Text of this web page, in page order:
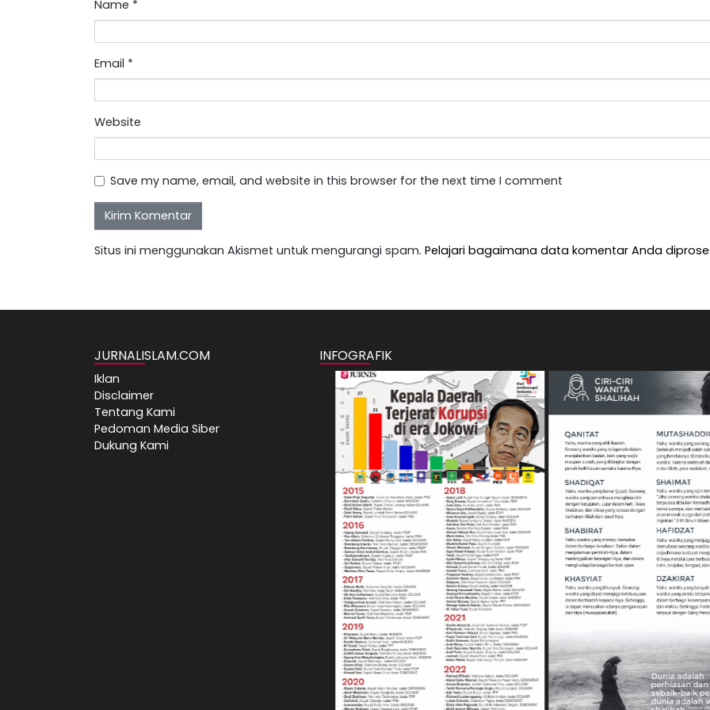
Name *
Email *
Website
Save my name, email, and website in this browser for the next time I comment
Situs ini menggunakan Akismet untuk mengurangi spam. Pelajari bagaimana data komentar Anda
JURNALISLAM.COM
Iklan
Disclaimer
Tentang Kami
Pedoman Media Siber
Dukung Kami
INFOGRAFIK